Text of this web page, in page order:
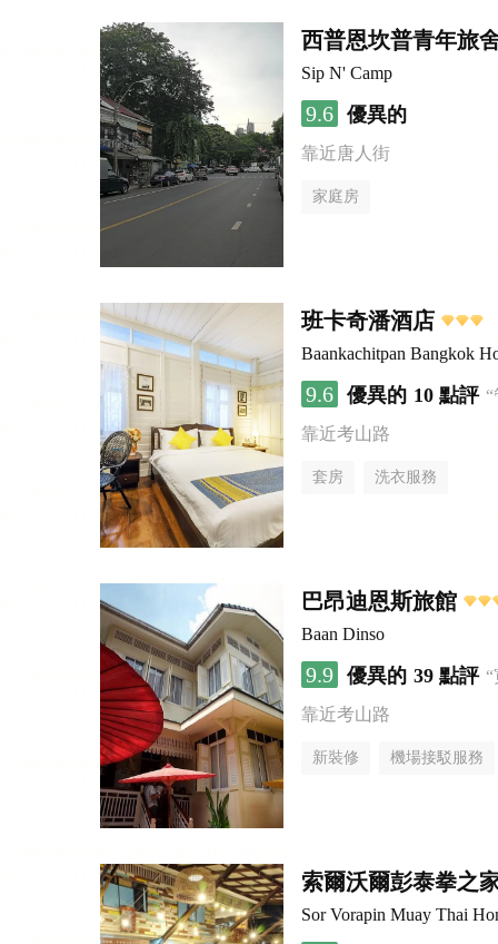
西普恩坎普青年旅
Sip N' Camp
9.6 優異的
靠近唐人街
家庭房
班卡奇潘酒店
Baankachitpan Bangkok
9.6 優異的 10 點評
靠近考山路
套房 洗衣服務
巴昂迪恩斯旅館
Baan Dinso
9.9 優異的 39 點評
靠近考山路
新裝修 機場接駁服務
索爾沃爾彭泰拳之
Sor Vorapin Muay Thai